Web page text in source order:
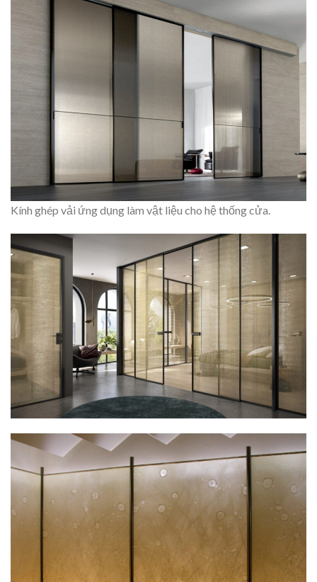
Kính ghép vải ứng dụng làm vật liệu cho hệ thống cửa.